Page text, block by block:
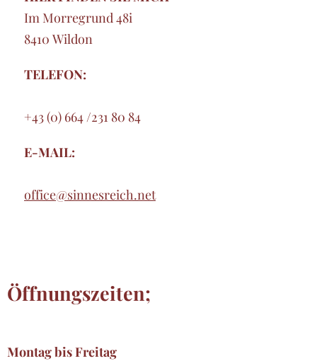
Im Morregrund 48i
8410 Wildon
TELEFON:
+43 (0) 664 /231 80 84
E-MAIL:
office@sinnesreich.net
Öffnungszeiten;
Montag bis Freitag